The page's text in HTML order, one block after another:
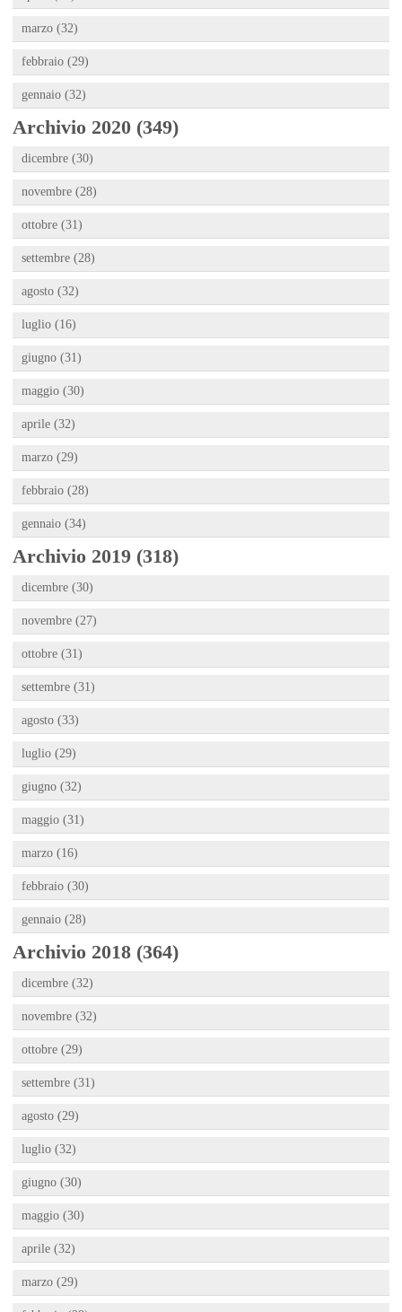
marzo (32)
febbraio (29)
gennaio (32)
Archivio 2020 (349)
dicembre (30)
novembre (28)
ottobre (31)
settembre (28)
agosto (32)
luglio (16)
giugno (31)
maggio (30)
aprile (32)
marzo (29)
febbraio (28)
gennaio (34)
Archivio 2019 (318)
dicembre (30)
novembre (27)
ottobre (31)
settembre (31)
agosto (33)
luglio (29)
giugno (32)
maggio (31)
marzo (16)
febbraio (30)
gennaio (28)
Archivio 2018 (364)
dicembre (32)
novembre (32)
ottobre (29)
settembre (31)
agosto (29)
luglio (32)
giugno (30)
maggio (30)
aprile (32)
marzo (29)